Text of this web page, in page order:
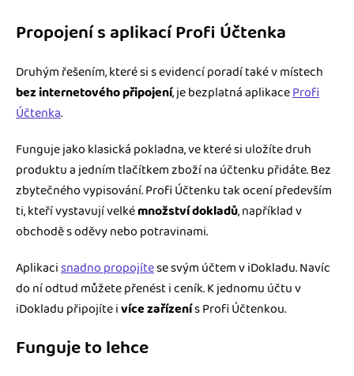
Propojení s aplikací Profi Účtenka
Druhým řešením, které si s evidencí poradí také v místech
bez internetového připojení, je bezplatná aplikaceProfi
Účtenka.
Funguje jako klasická pokladna, ve které si uložíte druh
produktu a jedním tlačítkem zboží na účtenku přidáte. Bez
zbytečného vypisování. Profi Účtenku tak ocení především
ti, kteří vystavují velkémnožství dokladů, například v
obchodě s oděvy nebo potravinami.
Aplikacisnadno propojítese svým účtem v iDokladu. Navíc
do ní odtud můžete přenést i ceník. K jednomu účtu v
iDokladu připojíte ivíce zařízenís Profi Účtenkou.
Funguje to lehce